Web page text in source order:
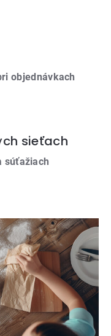
objednávkach
sieťach
súťažiach